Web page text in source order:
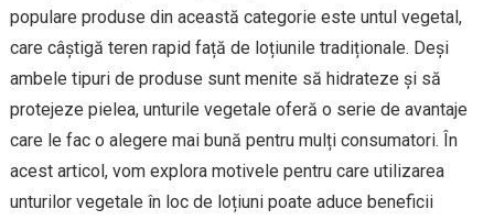
populare produse din această categorie este untul vegetal,
care câștigă teren rapid față de loțiunile tradiționale. Deși
ambele tipuri de produse sunt menite să hidrateze și să
protejeze pielea, unturile vegetale oferă o serie de avantaje
care le fac o alegere mai bună pentru mulți consumatori. În
acest articol, vom explora motivele pentru care utilizarea
unturilor vegetale în loc de loțiuni poate aduce beneficii